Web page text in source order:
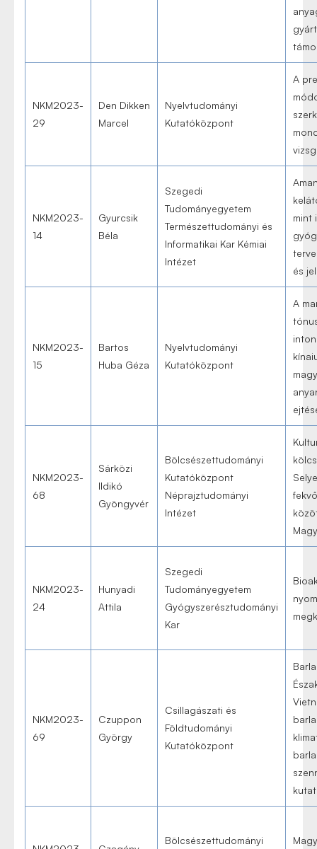
NKM2023-
29
Den Dikken
Marcel
Nyelvtudományi
Kutatóközpont
A
NKM2023-
14
Gyurcsik
Béla
Szegedi
Tudományegyetem
Természettudományi és
Informatikai Kar Kémiai
Intézet
mint
és
NKM2023-
15
Bartos
Huba Géza
Nyelvtudományi
Kutatóközpont
A
NKM2023-
68
Sárközi
Ildikó
Gyöngyvér
Bölcsészettudományi
Kutatóközpont
Néprajztudományi
Intézet
NKM2023-
24
Hunyadi
Attila
Szegedi
Tudományegyetem
Gyógyszerésztudományi
Kar
NKM2023-
69
Czuppon
György
Csillagászati és
Földtudományi
Kutatóközpont
Bölcsészettudományi